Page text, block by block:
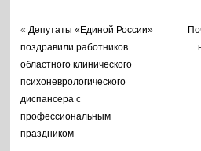
« Депутаты «Единой России»
поздравили работников
областного клинического
психоневрологического
диспансера с
профессиональным
праздником